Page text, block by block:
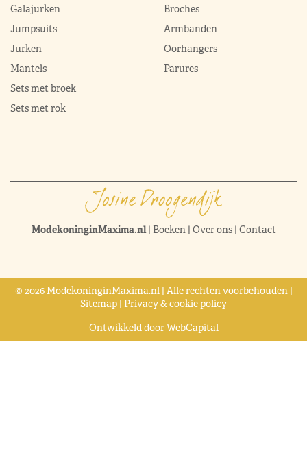
Galajurken
Jumpsuits
Jurken
Mantels
Sets met broek
Sets met rok
Broches
Armbanden
Oorhangers
Parures
ModekoninginMaxima.nl| Boeken | Over ons| Contact
© 2026 ModekoninginMaxima.nl | Alle rechten voorbehouden |
Sitemap | Privacy & cookie policy
Ontwikkeld doorWebCapital